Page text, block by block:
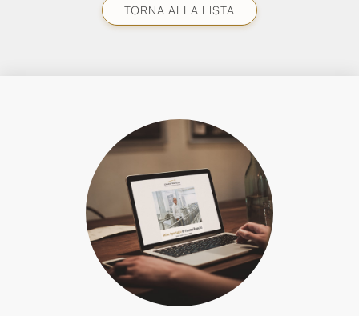
TORNA ALLA LISTA